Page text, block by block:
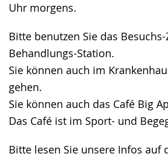
Uhr morgens.
Bitte benutzen Sie das
Behandlungs-Station.
Sie können auch im
gehen.
Sie können auch das Café Big
Das Café ist im Sport- und
Bitte lesen Sie unsere Infos auf